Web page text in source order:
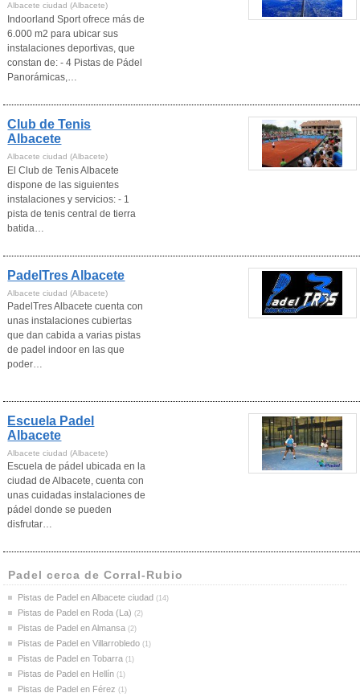
Albacete ciudad (Albacete)
Indoorland Sport ofrece más de
6.000 m2 para ubicar sus
instalaciones deportivas, que
constan de: - 4 Pistas de Pádel
Panorámicas,…
Club de Tenis
Albacete
Albacete ciudad (Albacete)
El Club de Tenis Albacete
dispone de las siguientes
instalaciones y servicios: - 1
pista de tenis central de tierra
batida…
PadelTres Albacete
Albacete ciudad (Albacete)
PadelTres Albacete cuenta con
unas instalaciones cubiertas
que dan cabida a varias pistas
de padel indoor en las que
poder…
Escuela Padel
Albacete
Albacete ciudad (Albacete)
Escuela de pádel ubicada en la
ciudad de Albacete, cuenta con
unas cuidadas instalaciones de
pádel donde se pueden
disfrutar…
Padel cerca de Corral-Rubio
Pistas de Padel en Albacete ciudad (14)
Pistas de Padel en Roda (La) (2)
Pistas de Padel en Almansa (2)
Pistas de Padel en Villarrobledo (1)
Pistas de Padel en Tobarra (1)
Pistas de Padel en Hellín (1)
Pistas de Padel en Férez (1)